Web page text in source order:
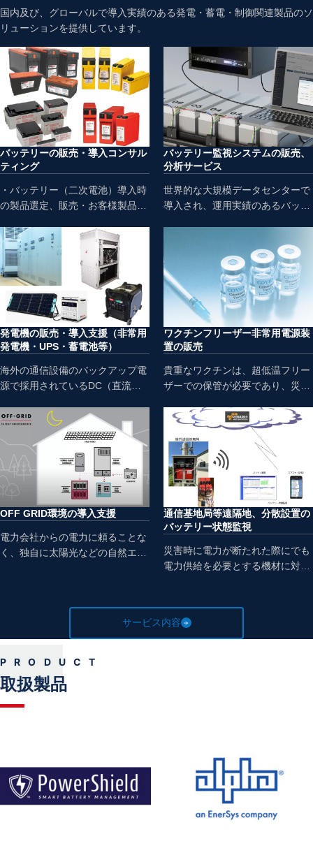
国内及び、グローバルで導入実績のある発電・蓄電・制御関連製品のソ
リューションを提供しています。
バッテリーの販売・導入コンサル
ティング
・バッテリー（二次電池）導入時
の製品選定、販売・お客様製品へ
ご相談・データセンタークラスの
大規模バッテリー導入時のメーカ
ーとの調達に 関するご支援・オ
フグリッド環境の設計・導入のご
支援 などをお客様環境、体制に
合わせてご提案いたします。
バッテリー監視システムの販売、
分析サービス
世界的な大規模データセンターで
導入され、運用実績のあるバッテ
析レポーティングサービスのご提
供をしています。また、小規模環
境から監視可能なクラウドサービ
スも提供しており、お客様の蓄電
システム環境に応じた導入をご提
案しています。SYMJAは、
PowerShield社の国内総代理店で
発電機の販売・導入支援（非常用
発電機・UPS・蓄電池等）
海外の通信設備のバックアップ電
源で採用されているDC（直流）
入されているガソリン＋LPG両方
で発電可能な小型ハイプリッド型
発電機を提供しており、燃料保管
期限の管理作業の軽減と災害緊急
時の燃料確保が容易になります。
ワクチンフリーザー非常用電源装
置の販売
貴重なワクチンは、超低温フリー
ザーでの保管が必要であり、災害
よる温度上昇から保護する必要が
あります。 急
な停電から十分な電力を供給する
ためのワクチンフリーザー用の非
常用蓄電システムを提供していま
す。既に多くの自治体、医療機関
での導入実績があります。
OFF GRID環境の導入支援
電力会社からの電力に頼ることな
く、独自に太陽光などの自然エネ
機などとの組み合わせにより、安
です。近年、グランピングやコン
テナハウスでの宿泊、商業施設で
導入されるケースが増えてきてお
ります。
通信基地局等遠隔地、分散設置の
バッテリー状態監視
災害時に電力が断たれた際にでも
電力供給を必要とする機材に対し
設置後のメンテナンスコストの問
題でバッテリーの状態把握ができ
ていなかったために、災害時の必
サービス内容
PRODUCT
取扱製品